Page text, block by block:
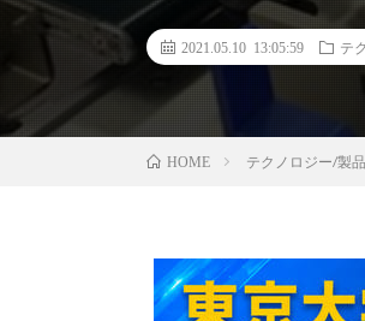
2021.05.10 13:05:59 テ
HOME テクノロジー/製品